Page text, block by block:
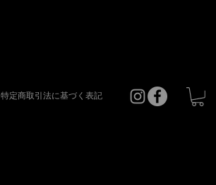
特定商取引法に基づく表記